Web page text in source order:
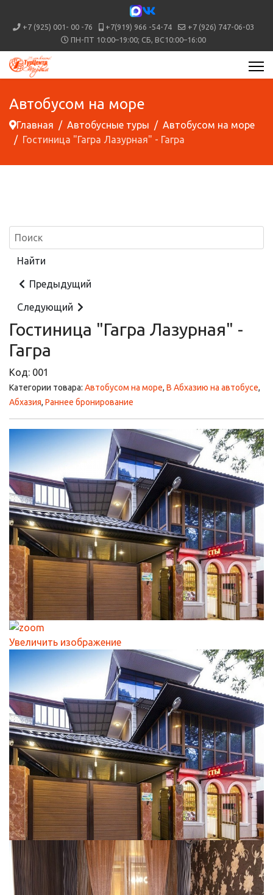
+7 (925) 001- 00 -76 +7(919) 966 -54-74
+7 (926) 747-06-03
ПН-ПТ 10:00–19:00; СБ, ВС10:00–16:00
Автобусом на море
Главная Автобусные туры
Автобусом на море
Гостиница "Гагра Лазурная" - Гагра
Предыдущий
Следующий
Гостиница "Гагра Лазурная" -
Гагра
Код: 001
Категории товара: Автобусом на море, В Абхазию на автобусе,
Абхазия, Раннее бронирование
Увеличить изображение